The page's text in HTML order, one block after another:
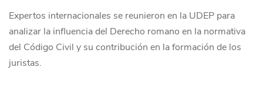
Expertos internacionales se reunieron en la UDEP para
analizar la influencia del Derecho romano en la normativa
del Código Civil y su contribución en la formación de los
juristas.